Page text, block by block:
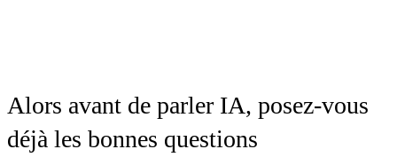
Alors avant de parler IA, posez-vous
déjà les bonnes questions